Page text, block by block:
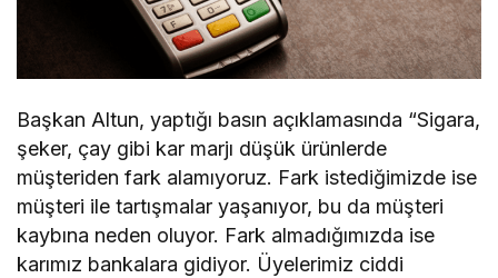
Başkan Altun, yaptığı basın açıklamasında “Sigara,
şeker, çay gibi kar marjı düşük ürünlerde
müşteriden fark alamıyoruz. Fark istediğimizde ise
müşteri ile tartışmalar yaşanıyor, bu da müşteri
kaybına neden oluyor. Fark almadığımızda ise
karımız bankalara gidiyor. Üyelerimiz ciddi